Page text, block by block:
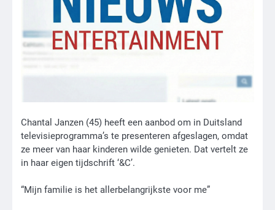
Chantal Janzen (45) heeft een aanbod om in Duitsland
televisieprogramma’s te presenteren afgeslagen, omdat
ze meer van haar kinderen wilde genieten. Dat vertelt ze
in haar eigen tijdschrift ‘&C’.
“Mijn familie is het allerbelangrijkste voor me”